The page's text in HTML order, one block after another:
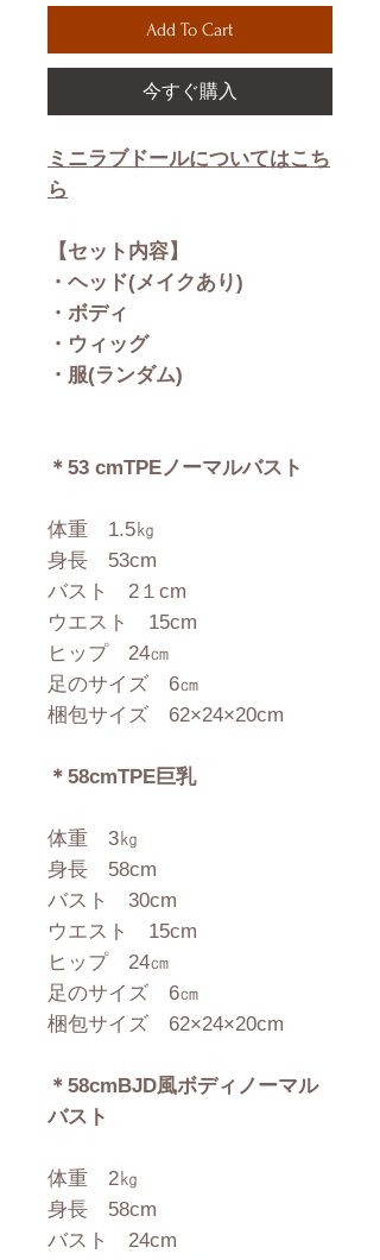
Add To Cart
今すぐ購入
ミニラブドールについてはこち
ら
【セット内容】
・ヘッド(メイクあり)
・ボディ
・ウィッグ
・服(ランダム)
＊53 cmTPEノーマルバスト
体重 1.5㎏
身長 53cm
バスト 2１cm
ウエスト 15cm
ヒップ 24㎝
足のサイズ 6㎝
梱包サイズ 62×24×20cm
＊58cmTPE巨乳
体重 3㎏
身長 58cm
バスト 30cm
ウエスト 15cm
ヒップ 24㎝
足のサイズ 6㎝
梱包サイズ 62×24×20cm
＊58cmBJD風ボディノーマル
バスト
体重 2㎏
身長 58cm
バスト 24cm